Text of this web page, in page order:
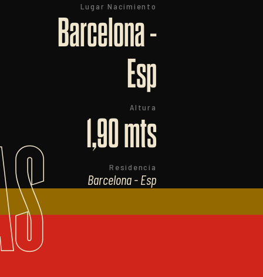
Lugar Nacimiento
Barcelona -
Esp
Altura
1,90 mts
Residencia
Barcelona - Esp